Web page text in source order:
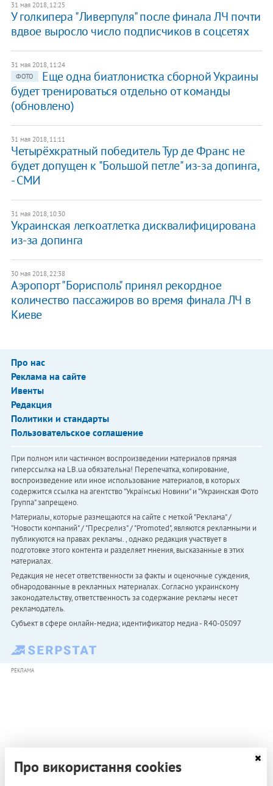
31 мая 2018, 12:25
У голкипера "Ливерпуля" после финала ЛЧ почти
вдвое выросло число подписчиков в соцсетях
31 мая 2018, 11:24
ФОТО
Еще одна биатлонистка сборной Украины
будет тренироваться отдельно от команды
(обновлено)
31 мая 2018, 11:11
Четырёхкратный победитель Тур де Франс не
будет допущен к "Большой петле" из-за допинга,
- СМИ
31 мая 2018, 10:30
Украинская легкоатлетка дисквалифицирована
из-за допинга
30 мая 2018, 22:38
Аэропорт "Борисполь" принял рекордное
количество пассажиров во время финала ЛЧ в
Киеве
Про нас
Реклама на сайте
Ивенты
Редакция
Политики и стандарты
Пользовательское соглашение
При полном или частичном воспроизведении материалов прямая
гиперссылка на LB.ua обязательна! Перепечатка, копирование,
воспроизведение или иное использование материалов, в которых
содержится ссылка на агентство "Українськi Новини" и "Украинская Фото
Группа" запрещено.
Материалы, которые размещаются на сайте с меткой "Реклама" /
"Новости компаний" / "Пресрелиз" / "Promoted", являются рекламными и
публикуются на правах рекламы. , однако редакция участвует в
подготовке этого контента и разделяет мнения, высказанные в этих
материалах.
Редакция не несет ответственности за факты и оценочные суждения,
обнародованные в рекламных материалах. Согласно украинскому
законодательству, ответственность за содержание рекламы несет
рекламодатель.
Субъект в сфере онлайн-медиа; идентификатор медиа - R40-05097
РЕКЛАМА
Про використання cookies